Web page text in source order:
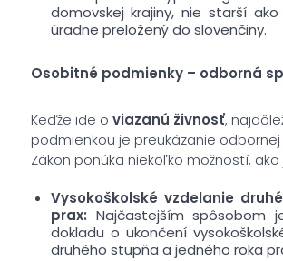
domovskej krajiny, nie starší
úradne preložený do slovenčiny.
Osobitné podmienky – odborná
Keďže ide o viazanú živnosť,
podmienkou je preukázanie
Zákon ponúka niekoľko možností,
Vysokoškolské vzdelanie
prax: Najčastejším spôsobom
dokladu o ukončení
druhého stupňa a jedného roka